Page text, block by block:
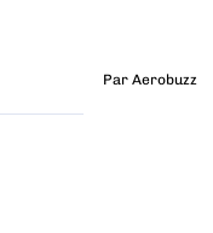
Par Aerobuzz